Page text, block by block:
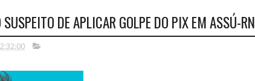
DE APLICAR GOLPE DO PIX EM ASSÚ-RN